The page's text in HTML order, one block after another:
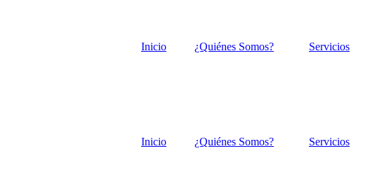
Inicio ¿Quiénes Somos? Servicios
Inicio
¿Quiénes Somos? Servicios